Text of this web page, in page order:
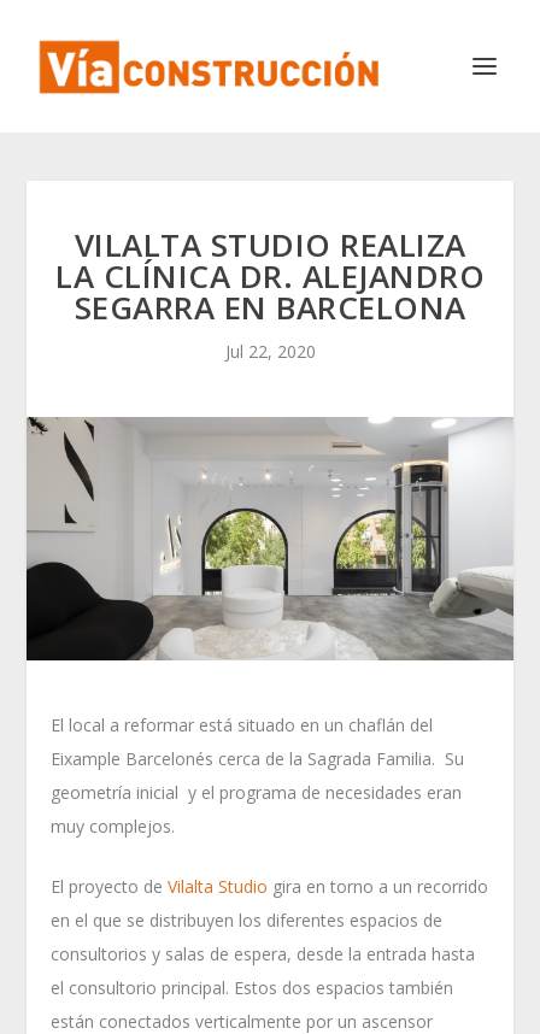
VILALTA STUDIO REALIZA
LA CLÍNICA DR. ALEJANDRO
SEGARRA EN BARCELONA
Jul 22, 2020
El local a reformar está situado en un chaflán del
Eixample Barcelonés cerca de la Sagrada Familia. Su
geometría inicial y el programa de necesidades eran
muy complejos.
El proyecto deVilalta Studio gira en torno a un recorrido
en el que se distribuyen los diferentes espacios de
consultorios y salas de espera, desde la entrada hasta
el consultorio principal. Estos dos espacios también
están conectados verticalmente por un ascensor